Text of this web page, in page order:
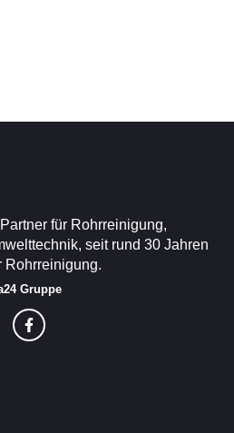
für Rohrreinigung,
seit rund 30 Jahren
Rohrreinigung.
Gruppe